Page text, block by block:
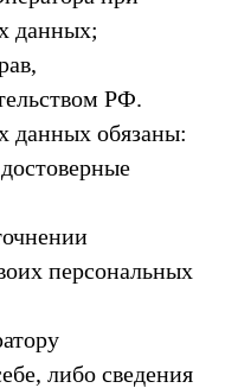
данных;
РФ.
данных обязаны:
персональных
либо сведения